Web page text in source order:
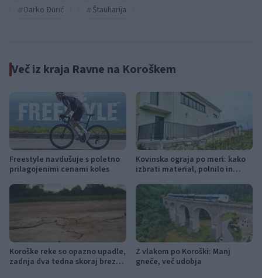
Darko Đurić
Štauharija
Več iz kraja Ravne na Koroškem
Freestyle navdušuje s poletno
prilagojenimi cenami koles
Kovinska ograja po meri: kako
izbrati material, polnilo in
Koroške reke so opazno upadle,
zadnja dva tedna skoraj brez
Z vlakom po Koroški: Manj
gneče, več udobja